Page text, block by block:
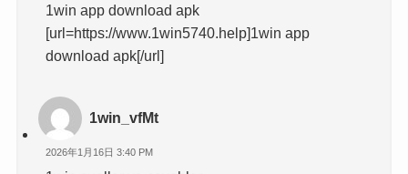
1win app download apk
[url=https://www.1win5740.help]1win app
download apk[/url]
1win_vfMt
2026年1月16日 3:40 PM